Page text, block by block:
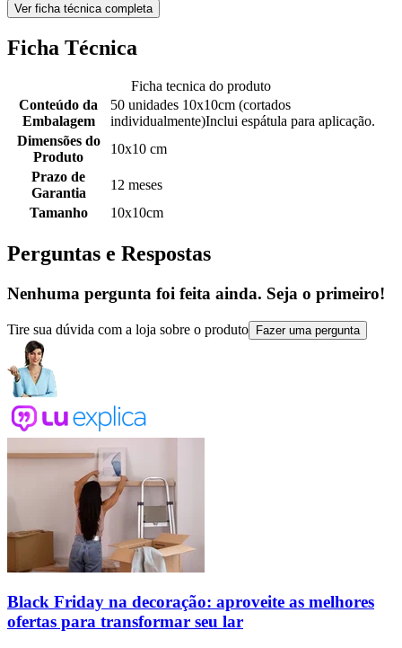
Ver ficha técnica completa
Ficha Técnica
Ficha tecnica do produto
Conteúdo da
Embalagem
50 unidades 10x10cm (cortados
individualmente)Inclui espátula para aplicação.
Dimensões do
Produto
10x10 cm
Prazo de
Garantia
12 meses
Tamanho
10x10cm
Perguntas e Respostas
Nenhuma pergunta foi feita ainda. Seja o primeiro!
Tire sua dúvida com a loja sobre o produto Fazer uma pergunta
Black Friday na decoração: aproveite as melhores
ofertas para transformar seu lar